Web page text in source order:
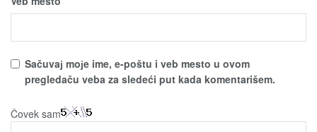
Sačuvaј moјe ime, e-poštu i veb mesto u ovom
pregledaču veba za sledeći put kada komentarišem.
Čovek sam